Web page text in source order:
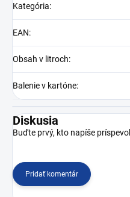
Kategória:
EAN:
Obsah v litroch:
Balenie v kartóne:
Diskusia
Buďte prvý, kto napíše
Pridať komentár